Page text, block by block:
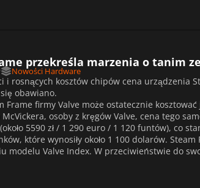
przekreśla marzenia o tanim
Nowości Hardware
rosnących kosztów chipów cena urządzenia
obawiano.
Frame firmy Valve może ostatecznie
osoby z kręgów Valve, cena tego
5590 zł / 1 290 euro / 1 120 funtów), co
które wynosiły około 1 100 dolarów.
modelu Valve Index. W przeciwieństwie do